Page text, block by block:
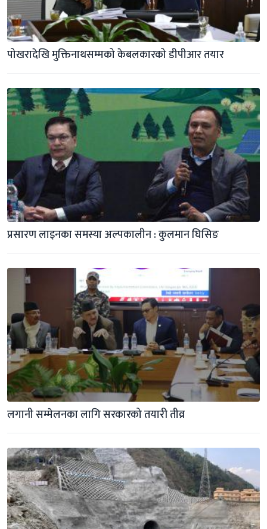
पोखरादेखि मुक्तिनाथसम्मको केबलकारको डीपीआर तयार
प्रसारण लाइनका समस्या अल्पकालीन : कुलमान घिसिङ
लगानी सम्मेलनका लागि सरकारको तयारी तीव्र